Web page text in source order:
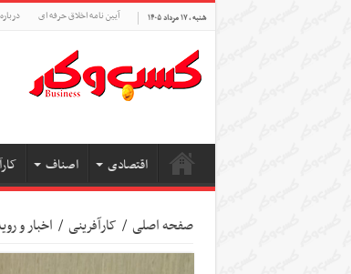
شنبه , ۱۷ مرداد ۱۴۰۵ آیین نامه اخلاق حرفه ای
اقتصادی اصناف
صفحه اصلی / کارآفرینی / اخبار و